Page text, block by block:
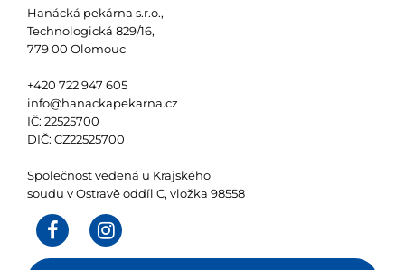
Hanácká pekárna s.r.o.,
Technologická 829/16,
779 00 Olomouc
+420 722 947 605
info@hanackapekarna.cz
IČ: 22525700
DIČ: CZ22525700
Společnost vedená u Krajského
soudu v Ostravě oddíl C, vložka 98558